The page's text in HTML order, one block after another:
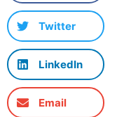
Twitter
LinkedIn
Email